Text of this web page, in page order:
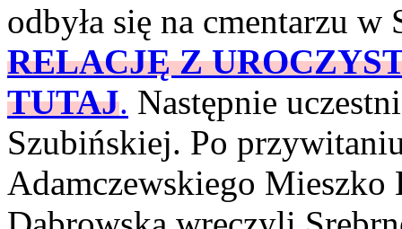
odbyła się na cmentarzu w
RELACJĘ Z
TUTAJ. Następnie
Szubińskiej. Po
Adamczewskiego